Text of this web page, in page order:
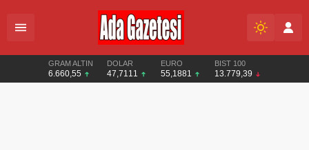
GRAM ALTIN
6.660,55
DOLAR
47,7111
EURO
55,1881
BIST 100
13.779,39